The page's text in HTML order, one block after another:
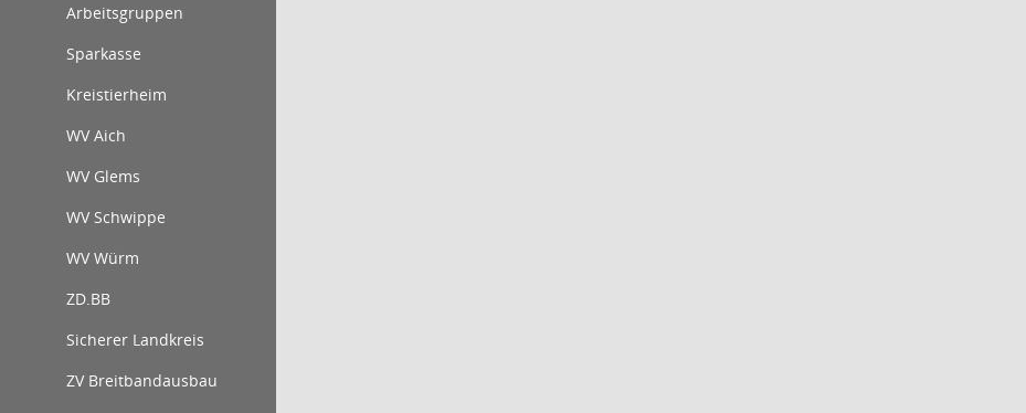
Arbeitsgruppen
Sparkasse
Kreistierheim
WV Aich
WV Glems
WV Schwippe
WV Würm
ZD.BB
Sicherer Landkreis
ZV Breitbandausbau